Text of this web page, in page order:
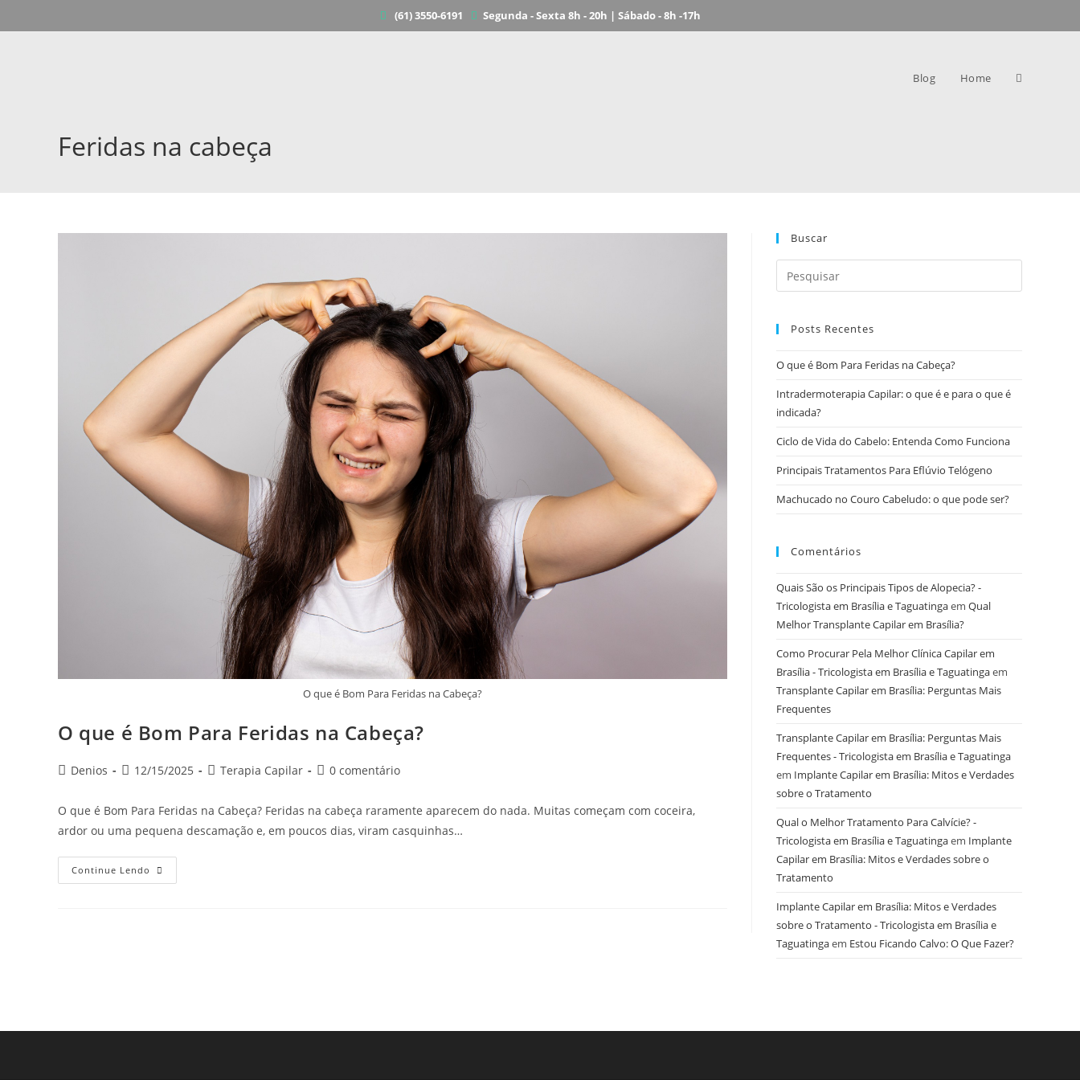
(61) 3550-6191 Segunda - Sexta 8h - 20h | Sábado - 8h -17h
Blog Home
Feridas na cabeça
O que é Bom Para Feridas na Cabeça?
O que é Bom Para Feridas na Cabeça?
Denios 12/15/2025 Terapia Capilar 0 comentário
O que é Bom Para Feridas na Cabeça? Feridas na cabeça raramente aparecem do nada. Muitas começam com coceira,
ardor ou uma pequena descamação e, em poucos dias, viram casquinhas…
Continue Lendo
Buscar
Posts Recentes
O que é Bom Para Feridas na Cabeça?
Intradermoterapia Capilar: o que é e para o que é
indicada?
Ciclo de Vida do Cabelo: Entenda Como Funciona
Principais Tratamentos Para Eflúvio Telógeno
Machucado no Couro Cabeludo: o que pode ser?
Comentários
Quais São os Principais Tipos de Alopecia? -
Tricologista em Brasília e Taguatingaem Qual
Melhor Transplante Capilar em Brasília?
Como Procurar Pela Melhor Clínica Capilar em
Brasília - Tricologista em Brasília e Taguatingaem
Transplante Capilar em Brasília: Perguntas Mais
Frequentes
Transplante Capilar em Brasília: Perguntas Mais
Frequentes - Tricologista em Brasília e Taguatinga
em Implante Capilar em Brasília: Mitos e Verdades
sobre o Tratamento
Qual o Melhor Tratamento Para Calvície? -
Tricologista em Brasília e Taguatingaem Implante
Capilar em Brasília: Mitos e Verdades sobre o
Tratamento
Implante Capilar em Brasília: Mitos e Verdades
sobre o Tratamento - Tricologista em Brasília e
Taguatingaem Estou Ficando Calvo: O Que Fazer?